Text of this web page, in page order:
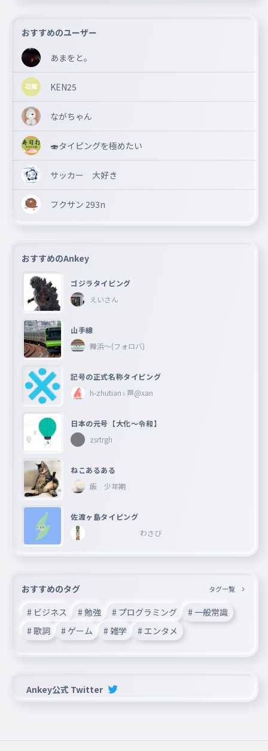
おすすめのユーザー
あまをと。
KEN25
ながちゃん
🍣タイピングを極めたい
サッカー 大好き
フクサン 293n
おすすめのAnkey
ゴジラタイピング
えいさん
山手線
舞浜〜(フォロバ)
記号の正式名称タイピング
h-zhutian♄🏁@xan
日本の元号【大化〜令和】
zsrtrgh
ねこあるある
飯 少年期
佐渡ヶ島タイピング
わさび
おすすめのタグ タグ一覧
# ビジネス # 勉強 # プログラミング
# 一般常識
# 歌詞
# ゲーム # 雑学 # エンタメ
Ankey公式 Twitter